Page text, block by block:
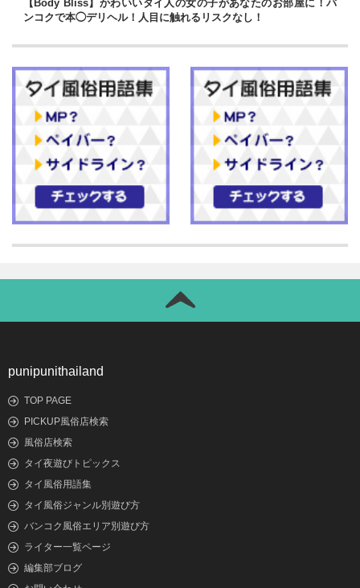
【Body Bliss】かわいいタイ人の女の子があなたのお部屋に！バ
ンコクで本◯デリヘル！人目に触れるリスクなし！
punipunithailand
TOP PAGE
PICKUP風俗店検索
風俗店検索
タイ夜遊びトピックス
タイ風俗用語集
タイ風俗ジャンル別遊び方
バンコク風俗エリア別遊び方
ライター一覧ページ
編集部ブログ